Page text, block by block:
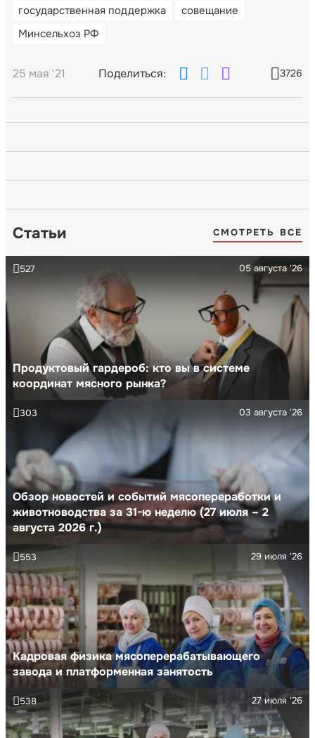
государственная поддержка
совещание
Минсельхоз РФ
25 мая '21 Поделиться: 3726
Статьи СМОТРЕТЬ ВСЕ
Продуктовый гардероб: кто вы в системе
координат мясного рынка?
05 августа '26
527
Обзор новостей и событий мясопереработки и
животноводства за 31-ю неделю (27 июля – 2
августа 2026 г.)
03 августа '26
303
Кадровая физика мясоперерабатывающего
завода и платформенная занятость
29 июля '26
553
27 июля '26
538